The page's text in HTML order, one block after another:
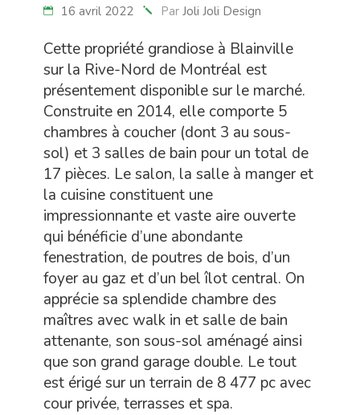
16 avril 2022 Par Joli Joli Design
Cette propriété grandiose à Blainville
sur la Rive-Nord de Montréal est
présentement disponible sur le marché.
Construite en 2014, elle comporte 5
chambres à coucher (dont 3 au sous-
sol) et 3 salles de bain pour un total de
17 pièces. Le salon, la salle à manger et
la cuisine constituent une
impressionnante et vaste aire ouverte
qui bénéficie d’une abondante
fenestration, de poutres de bois, d’un
foyer au gaz et d’un bel îlot central. On
apprécie sa splendide chambre des
maîtres avec walk in et salle de bain
attenante, son sous-sol aménagé ainsi
que son grand garage double. Le tout
est érigé sur un terrain de 8 477 pc avec
cour privée, terrasses et spa.